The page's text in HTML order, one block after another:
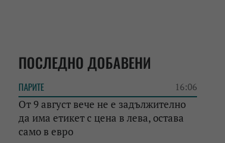
ПОСЛЕДНО ДОБАВЕНИ
ПАРИТЕ 16:06
От 9 август вече не е задължително
да има етикет с цена в лева, остава
само в евро